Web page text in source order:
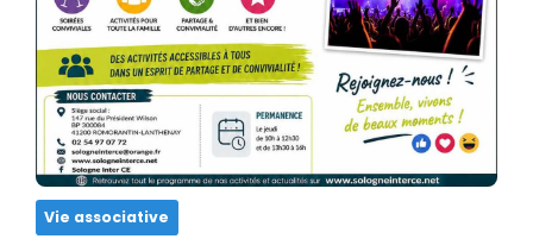
Vie associative